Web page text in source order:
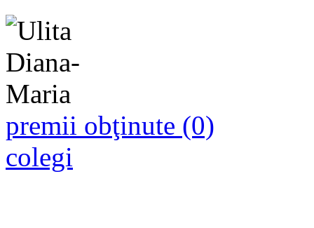
premii obţinute (0)
colegi